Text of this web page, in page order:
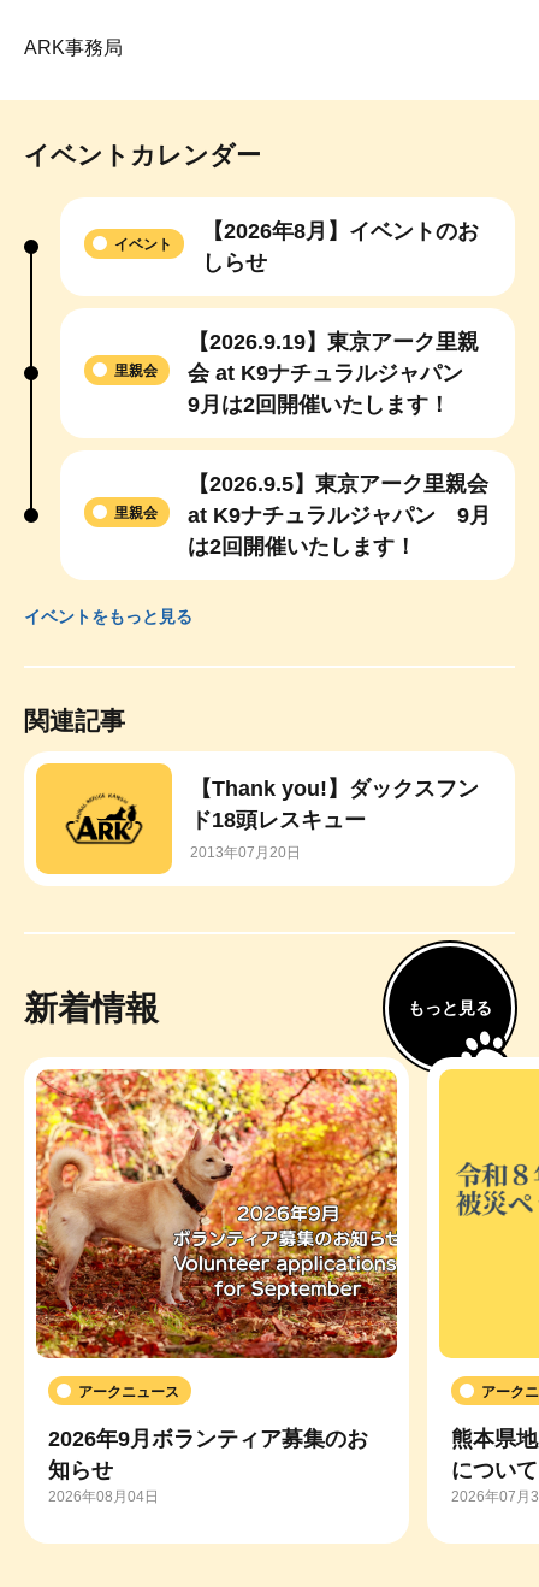
ARK事務局
イベントカレンダー
【2026年8月】イベントのお
しらせ
イベント
【2026.9.19】東京アーク里親
会 at K9ナチュラルジャパン
9月は2回開催いたします！
里親会
【2026.9.5】東京アーク里親会
at K9ナチュラルジャパン 9月
は2回開催いたします！
里親会
イベントをもっと見る
関連記事
【Thank you!】ダックスフン
ド18頭レスキュー
2013年07月20日
新着情報 もっと見る
アークニュース
2026年9月ボランティア募集のお
知らせ
2026年08月04日
アーク
熊本県
について
2026年07月